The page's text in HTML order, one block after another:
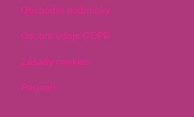
Obchodní podmínky
Osobní údaje GDPR
Zásady cookies
Partneři